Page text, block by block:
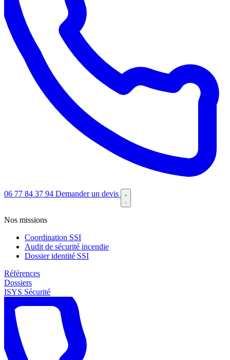
06 77 84 37 94 Demander un devis
Nos missions
Coordination SSI
Audit de sécurité incendie
Dossier identité SSI
Références
Dossiers
ISYS Sécurité